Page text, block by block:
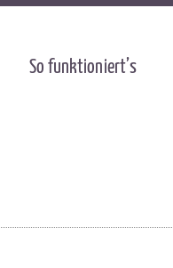
So funktioniert’s